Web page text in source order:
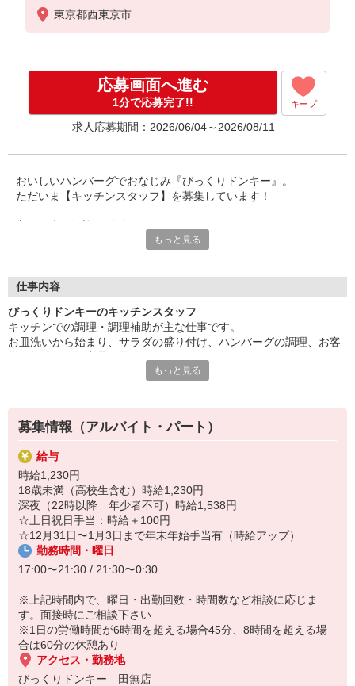
18歳未満（高校生含む）時給1,230円
深夜（22時以降 年少者不可）時給1,538円
プ）
東京都西東京市
応募画面へ進む
1分で応募完了!! キープ
求人応募期間：2026/06/04～2026/08/11
おいしいハンバーグでおなじみ『びっくりドンキー』。
ただいま【キッチンスタッフ】を募集しています！
「子供が手を離れたから、そろそろ復職したいな」
「子供が小学校に行っている間だけ」
など、シフト勤務制でしっかり調整ができます♪
家事や子育てと両立して働くことができますよ！
紙ではなくあなた自身のお人柄を見たいので、面接では自分らし
くのびのびとお話してみてくださいね！
＜未経験OK＞
調理経験がなくても問題なし！
業務はイチから丁寧にお教えするので、経験の有無に関わらず安
心してご応募ください。
＜嬉しい割引特典あり＞
飲食20％オフチケットを、毎月5枚プレゼント！
さらに勤務中の休憩時間には、全メニューを50%オフで食べられ
ます♪
もっと見る
仕事内容
びっくりドンキーのキッチンスタッフ
キッチンでの調理・調理補助が主な仕事です。
お皿洗いから始まり、サラダの盛り付け、ハンバーグの調理、お客
マニュアルに基づきひとつひとつ丁寧に教えていきます。未経験の
もっと見る
募集情報（アルバイト・パート）
給与
時給1,230円
18歳未満（高校生含む）時給1,230円
深夜（22時以降 年少者不可）時給1,538円
☆土日祝日手当：時給＋100円
☆12月31日〜1月3日まで年末年始手当有（時給アップ）
勤務時間・曜日
17:00〜21:30 / 21:30〜0:30
※上記時間内で、曜日・出勤回数・時間数など相談に応じま
す。面接時にご相談下さい
※1日の労働時間が6時間を超える場合45分、8時間を超える場
合は60分の休憩あり
アクセス・勤務地
びっくりドンキー 田無店